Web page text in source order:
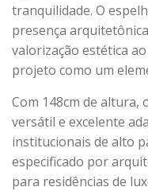
tranquilidade. O
presença
valorização estética
projeto como um
Com 148cm de altura,
versátil e excelente
institucionais de alto
especificado por
para residências de